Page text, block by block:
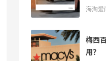
海淘爱
梅西
用？